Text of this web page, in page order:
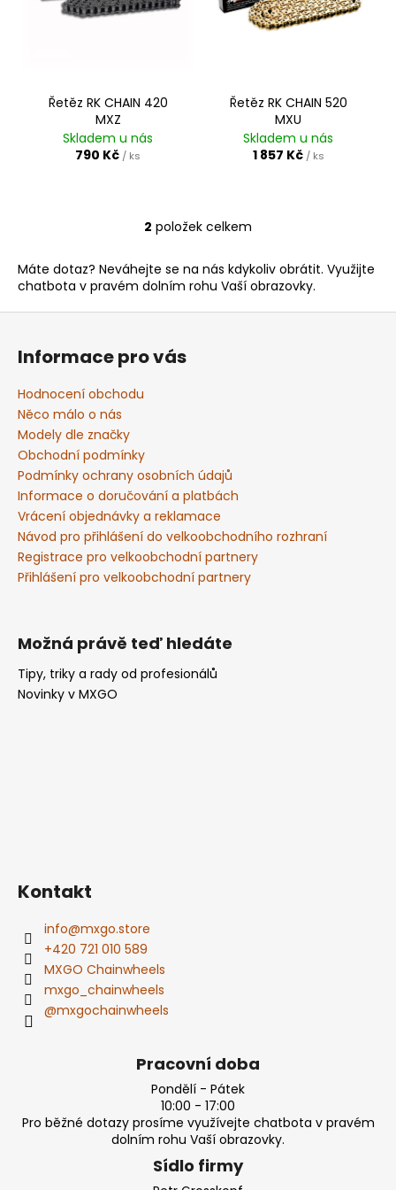
Řetěz RK CHAIN 420
MXZ
Skladem u nás
790 Kč / ks
Řetěz RK CHAIN 520
MXU
Skladem u nás
1 857 Kč / ks
O
l
á
d
y
v
ý
p
i
s
u
2 položek celkem
Máte dotaz? Neváhejte se na nás kdykoliv obrátit. Využijte
chatbota v pravém dolním rohu Vaší obrazovky.
Informace pro vás
Hodnocení obchodu
Něco málo o nás
Modely dle značky
Obchodní podmínky
Podmínky ochrany osobních údajů
Informace o doručování a platbách
Vrácení objednávky a reklamace
Návod pro přihlášení do velkoobchodního rozhraní
Registrace pro velkoobchodní partnery
Přihlášení pro velkoobchodní partnery
Možná právě teď hledáte
Tipy, triky a rady od profesionálů
Novinky v MXGO
Kontakt
info@mxgo.store
+420 721 010 589
MXGO Chainwheels
mxgo_chainwheels
@mxgochainwheels
Pracovní doba
Pondělí - Pátek
10:00 - 17:00
Pro běžné dotazy prosíme využívejte chatbota v pravém
dolním rohu Vaší obrazovky.
Sídlo firmy